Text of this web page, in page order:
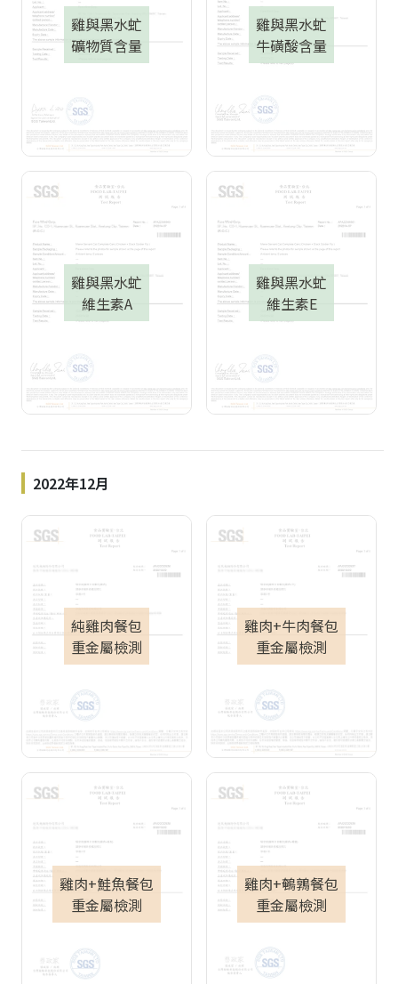
雞與黑水虻
礦物質含量
雞與黑水虻
牛磺酸含量
雞與黑水虻
維生素A
雞與黑水虻
維生素E
2022年12月
純雞肉餐包
重金屬檢測
雞肉+牛肉餐包
重金屬檢測
雞肉+鮭魚餐包
重金屬檢測
雞肉+鵪鶉餐包
重金屬檢測